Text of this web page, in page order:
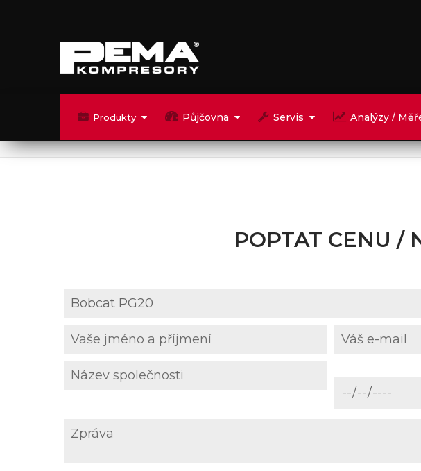
Produkty Půjčovna Servis Analýzy /
POPTAT CENU /